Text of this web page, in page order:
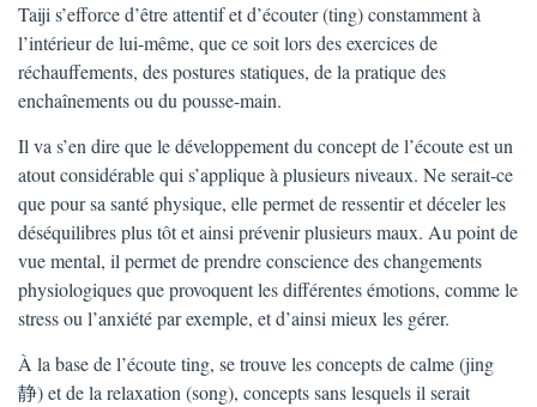
Taiji s’efforce d’être attentif et d’écouter (ting) constamment à
l’intérieur de lui-même, que ce soit lors des exercices de
réchauffements, des postures statiques, de la pratique des
enchaînements ou du pousse-main.
Il va s’en dire que le développement du concept de l’écoute est un
atout considérable qui s’applique à plusieurs niveaux. Ne serait-ce
que pour sa santé physique, elle permet de ressentir et déceler les
déséquilibres plus tôt et ainsi prévenir plusieurs maux. Au point de
vue mental, il permet de prendre conscience des changements
physiologiques que provoquent les différentes émotions, comme le
stress ou l’anxiété par exemple, et d’ainsi mieux les gérer.
À la base de l’écoute ting, se trouve les concepts de calme (jing
静) et de la relaxation (song), concepts sans lesquels il serait